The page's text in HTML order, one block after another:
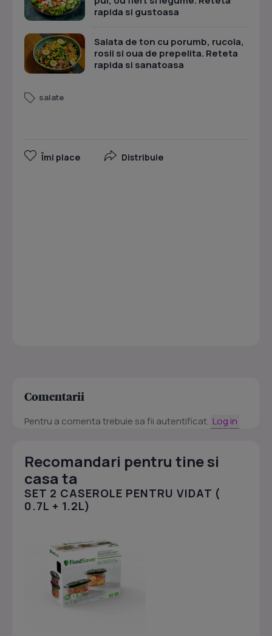
rapida si gustoasa
Salata de ton cu porumb, rucola,
rosii si oua de prepelita. Reteta
rapida si sanatoasa
salate
Îmi place Distribuie
Comentarii
Pentru a comenta trebuie sa fii autentificat. Log in
Recomandari pentru tine si
casa ta
SET 2 CASEROLE PENTRU VIDAT (
0.7L + 1.2L)